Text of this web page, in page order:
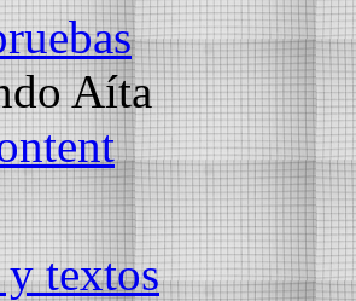
Aíta
textos